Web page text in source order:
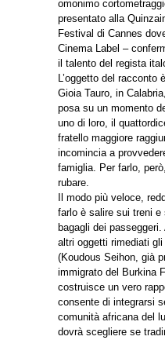
omonimo
presentato alla
Festival di Cannes
Cinema Label –
il talento del regista
L’oggetto del racconto
Gioia Tauro, in
posa su un momento
uno di loro, il
fratello maggiore
incomincia a
famiglia. Per farlo,
rubare.
Il modo più veloce,
farlo è salire sui treni e
bagagli dei
altri oggetti rimediati
(Koudous Seihon, già
immigrato del Burkina
costruisce un vero
consente di integrarsi
comunità africana del
dovrà scegliere se